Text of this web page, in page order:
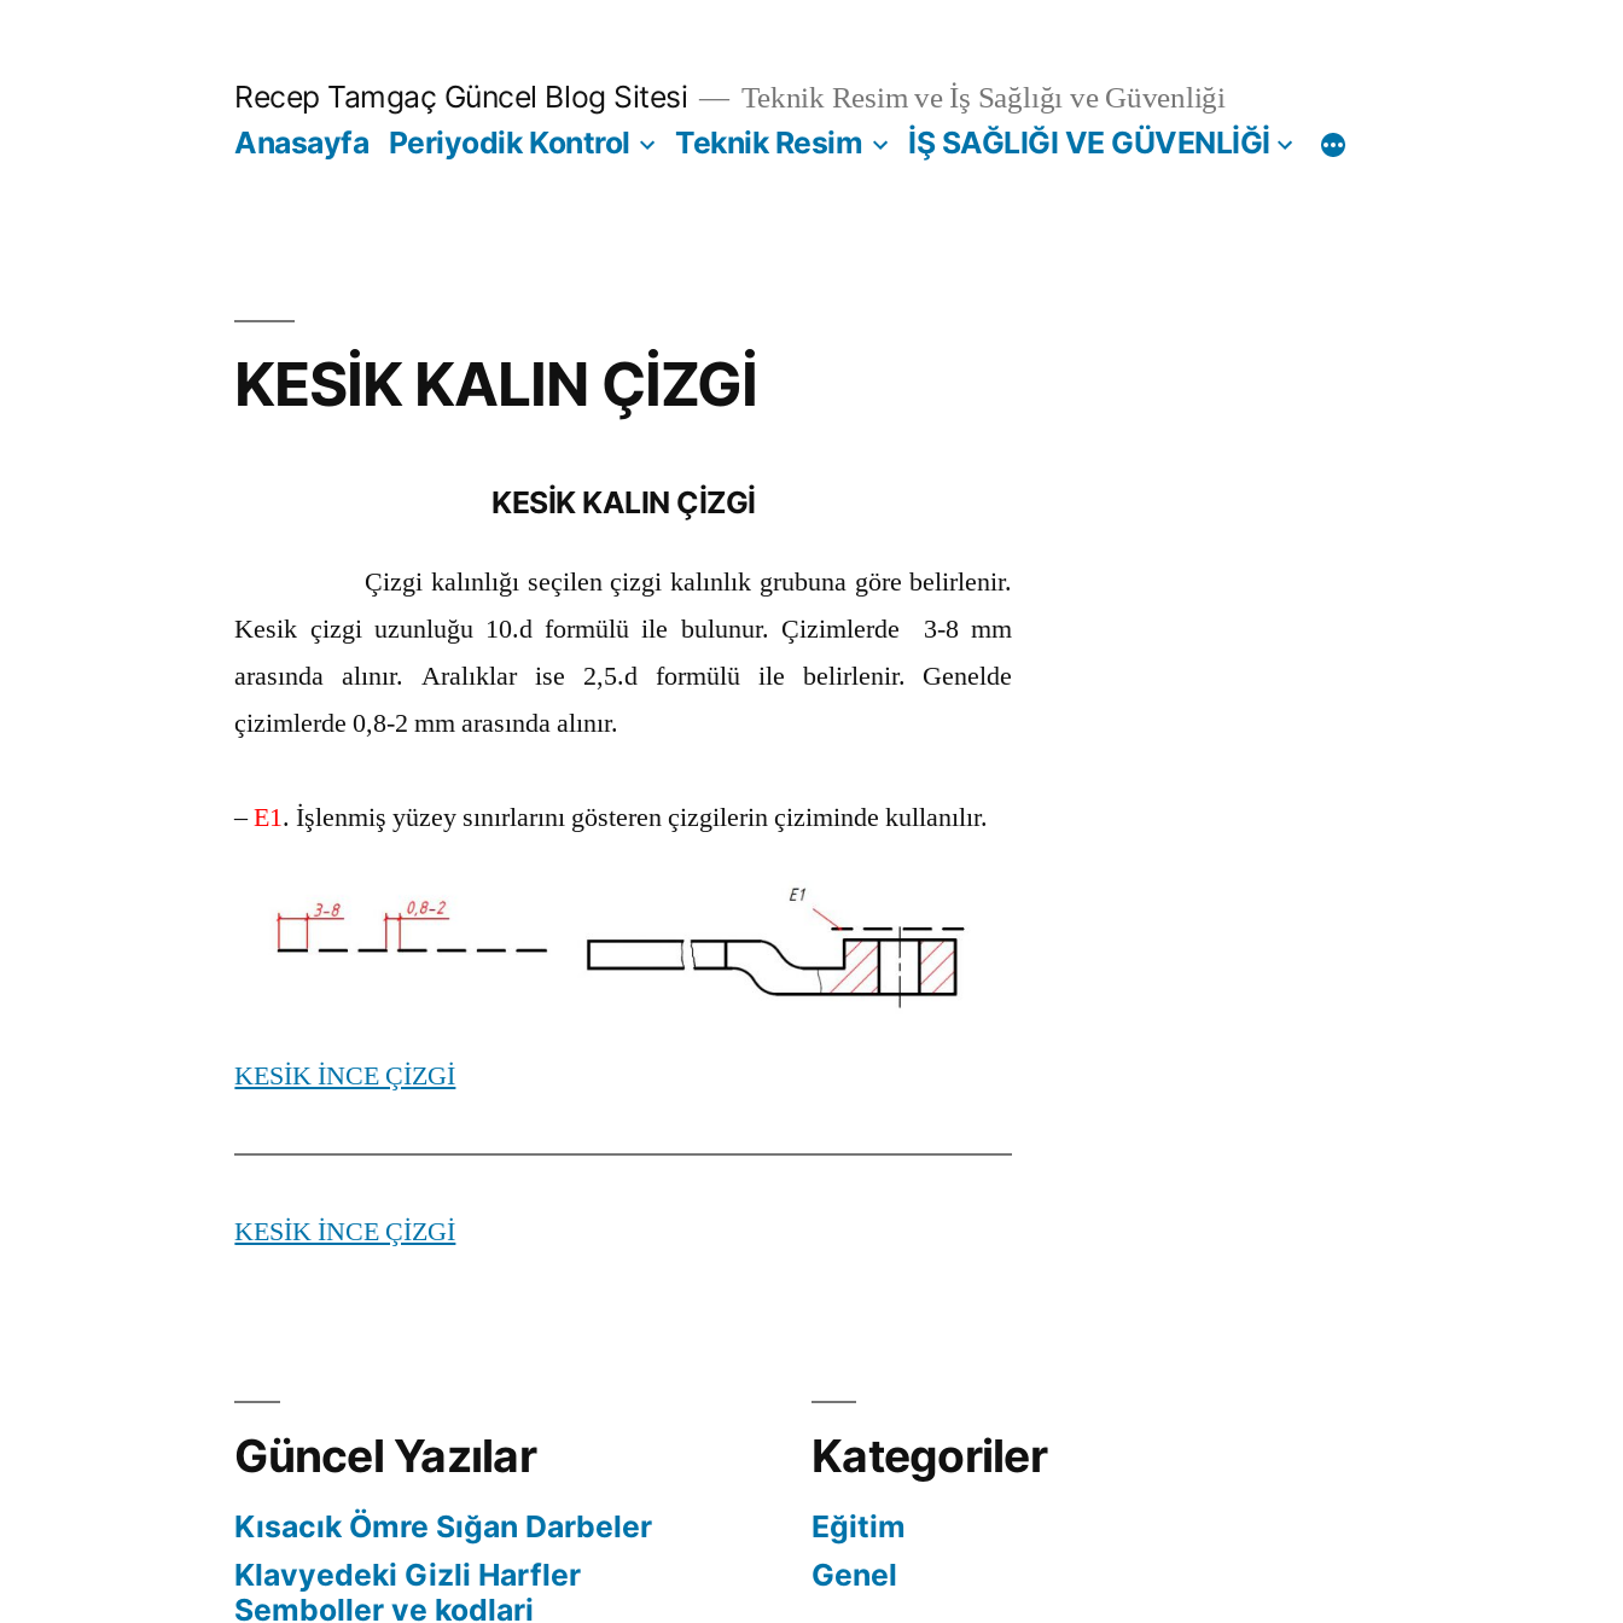
Recep Tamgaç Güncel Blog Sitesi Teknik Resim ve İş Sağlığı ve Güvenliği
Anasayfa Periyodik Kontrol Teknik Resim İŞ SAĞLIĞI VE GÜVENLİĞİ
KESİK KALIN ÇİZGİ
KESİK KALIN ÇİZGİ
Çizgi kalınlığı seçilen çizgi kalınlık grubuna göre belirlenir.
Kesik çizgi uzunluğu 10.d formülü ile bulunur. Çizimlerde 3-8 mm
arasında alınır. Aralıklar ise 2,5.d formülü ile belirlenir. Genelde
çizimlerde 0,8-2 mm arasında alınır.
–E1. İşlenmiş yüzey sınırlarını gösteren çizgilerin çiziminde kullanılır.
KESİK İNCE ÇİZGİ
KESİK İNCE ÇİZGİ
Güncel Yazılar
Kısacık Ömre Sığan Darbeler
Klavyedeki Gizli Harfler
Semboller ve kodlari
Kategoriler
Eğitim
Genel